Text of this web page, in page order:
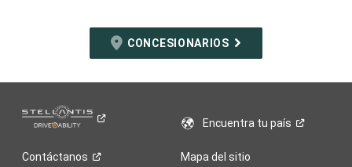
CONCESIONARIOS
Encuentra tupaís
Contáctanos Mapa del sitio